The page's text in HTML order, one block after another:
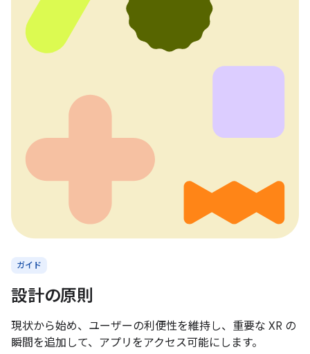
ガイド
設計の原則
現状から始め、ユーザーの利便性を維持し、重要な XR の
瞬間を追加して、アプリをアクセス可能にします。